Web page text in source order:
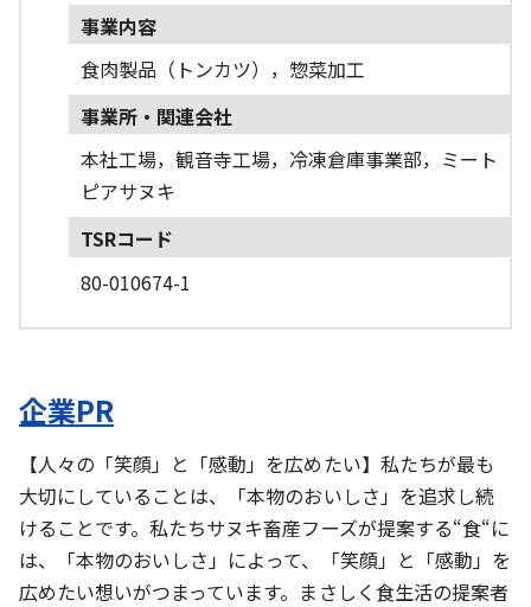
事業内容
食肉製品（トンカツ），惣菜加工
事業所・関連会社
本社工場，観音寺工場，冷凍倉庫事業部，ミート
ピアサヌキ
TSRコード
80-010674-1
企業PR
【人々の「笑顔」と「感動」を広めたい】私たちが最も
大切にしていることは、「本物のおいしさ」を追求し続
けることです。私たちサヌキ畜産フーズが提案する“食“に
は、「本物のおいしさ」によって、「笑顔」と「感動」を
広めたい想いがつまっています。まさしく食生活の提案者